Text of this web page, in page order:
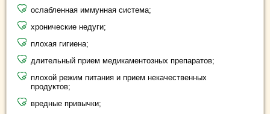
ослабленная иммунная система;
хронические недуги;
плохая гигиена;
длительный прием медикаментозных препаратов;
плохой режим питания и прием некачественных
продуктов;
вредные привычки;